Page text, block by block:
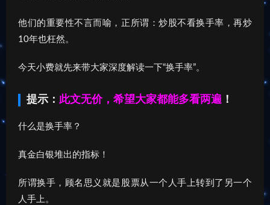
他们的重要性不言而喻，正所谓：炒股不看换手率，再炒
10年也枉然。
今天小费就先来带大家深度解读一下“换手率”。
提示： 此文无价，希望大家都能多看两遍 ！
什么是换手率？
真金白银堆出的指标！
所谓换手，顾名思义就是股票从一个人手上转到了另一个
人手上。